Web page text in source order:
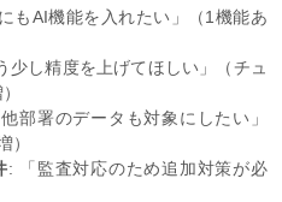
もAI機能を入れたい」（1機能あ
少し精度を上げてほしい」（チュ
部署のデータも対象にしたい」
）
: 「監査対応のため追加対策が必